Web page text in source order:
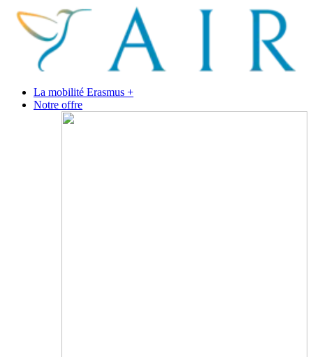
La mobilité Erasmus +
Notre offre